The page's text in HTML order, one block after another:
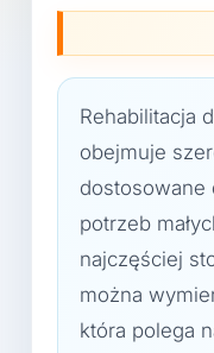
Rehabilitacja
obejmuje
dostosowane
potrzeb
najczęściej
można
która polega